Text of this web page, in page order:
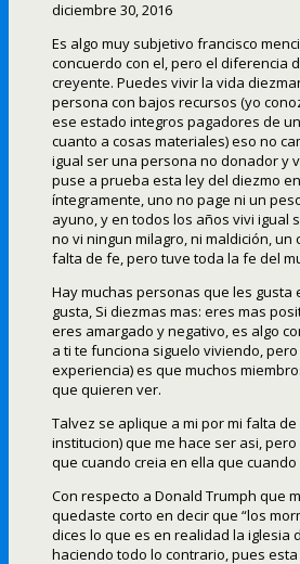
diciembre 30, 2016
Es algo muy subjetivo francisco
concuerdo con el, pero el diferencia
creyente. Puedes vivir la vida
persona con bajos recursos (yo
ese estado integros pagadores de
cuanto a cosas materiales) eso no
igual ser una persona no donador y
puse a prueba esta ley del diezmo
íntegramente, uno no page ni un
ayuno, y en todos los años vivi igual
no vi ningun milagro, ni maldición,
falta de fe, pero tuve toda la fe del
Hay muchas personas que les gusta
gusta, Si diezmas mas: eres mas
eres amargado y negativo, es algo
a ti te funciona siguelo viviendo,
experiencia) es que muchos
que quieren ver.
Talvez se aplique a mi por mi falta
institucion) que me hace ser asi,
que cuando creia en ella que cuando
Con respecto a Donald Trumph que
quedaste corto en decir que “los
dices lo que es en realidad la iglesia
haciendo todo lo contrario, pues